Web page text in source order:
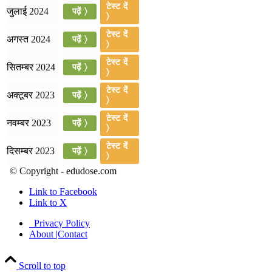
📝 डेली करेंट अफेयर्स: 16-18 जुलाई 2026
जुलाई 2024 पढ़ें 〉
टेस्ट दें
〉
अगस्त 2024 पढ़ें 〉
टेस्ट दें
〉
सितम्बर 2024 पढ़ें 〉
टेस्ट दें
〉
अक्टूबर 2023 पढ़ें 〉
टेस्ट दें
〉
नवम्बर 2023 पढ़ें 〉
टेस्ट दें
〉
दिसम्बर 2023 पढ़ें 〉
टेस्ट दें
〉
© Copyright - edudose.com
Link to Facebook
Link to X
Privacy Policy
About |Contact
Scroll to top